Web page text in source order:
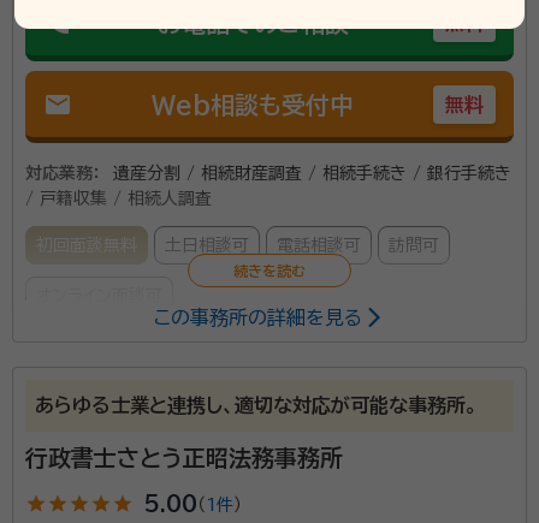
phone
mail Web相談も受付中 無料
対応業務：
遺産分割 / 相続財産調査 / 相続手続き / 銀行手続き
/ 戸籍収集 / 相続人調査
初回面談無料 土日相談可 電話相談可 訪問可
菊地 智志（きくち さとし） 行政書士
相続人調査、遺産分割協議書の作成、相続関係図を中心
に行っています。
この事務所の詳細を見る
あらゆる士業と連携し、適切な対応が可能な事務所。
行政書士さとう正昭法務事務所
star star star star star 5.00 （ 1件 ）